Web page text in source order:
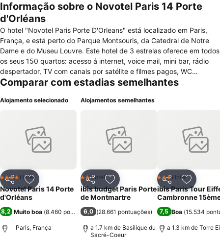
Informação sobre o Novotel Paris 14 Porte
d'Orléans
O hotel "Novotel Paris Porte D'Orleans" está localizado em Paris,
França, e está perto do Parque Montsouris, da Catedral de Notre
Dame e do Museu Louvre. Este hotel de 3 estrelas oferece em todos
os seus 150 quartos: acesso á internet, voice mail, mini bar, rádio
despertador, TV com canais por satélite e filmes pagos, WC
privado, secador de cabelo, ar condicionado, telefone, frigorífico,
cama, berços (disponíveis sob pedido), cofre, janelas com vista
áreas comuns, recepção 24h, jornais diários, staff multilingue, bar /
lounge, elevador, loja de presentes, estacionamento, garagem, safe
deposit-box, segurança e engraxador. Para a organização de
equipamento audiovisual, salas para conferências e serviço de
secretária. Possui um restaurante que serve todas as refeições com
serviço de quartos disponíveis, e menu especial para crianças. Não
Comparar com estadias semelhantes
Alojamento selecionado
PartilharAdicionar aos favoritos
4 EstrelasHotel
Novotel Paris 14 Porte
d'Orléans
8,2 Muito boa (8.460 pontuações)
Paris, França
Alojamentos semelhantes
PartilharAdicionar aos favoritos
2 Estrelas
Hotel
ibis budget Paris Porte
de Montmartre
6,0 (28.661 pontuações)
a 1.7 km de Basilique du
Sacré-Coeur
Partilhar
3 Estrelas
Hotel
ibis Paris Tour
Cambronne
7,5 Boa (15.534
a 1.3 km de Torre